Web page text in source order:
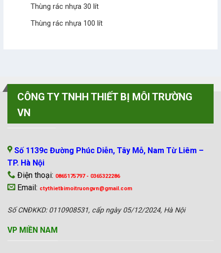
Thùng rác nhựa 30 lít
Thùng rác nhựa 100 lít
CÔNG TY TNHH THIẾT BỊ MÔI TRƯỜNG
VN
VP MIỀN BẮC
Số 1139c Đường Phúc Diễn, Tây Mỗ, Nam Từ Liêm –
TP. Hà Nội
Điện thoại: 0865175797 - 0365322286
Email: ctythietbimoitruongvn@gmail.com
Số CNĐKKD: 0110908531, cấp ngày 05/12/2024, Hà Nội
VP MIỀN NAM